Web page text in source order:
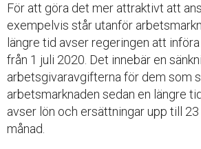
För att göra det mer attraktivt att
exempelvis står utanför
längre tid avser regeringen att
från 1 juli 2020. Det innebär en
arbetsgivaravgifterna för dem som
arbetsmarknaden sedan en längre
avser lön och ersättningar upp till
månad.